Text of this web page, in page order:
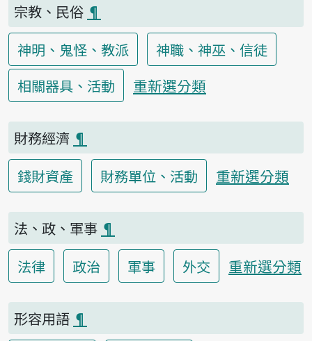
宗教、民俗 ¶
神明、鬼怪、教派
神職、神巫、信徒
相關器具、活動
重新選分類
財務經濟 ¶
錢財資產
財務單位、活動 重新選分類
法、政、軍事 ¶
法律
政治 軍事 外交 重新選分類
形容用語 ¶